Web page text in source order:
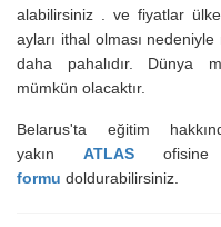
alabilirsiniz . ve fiyatlar
ayları ithal olması
daha pahalıdır. Dünya
mümkün olacaktır.
Belarus'ta eğitim hakk
yakın ATLASofisine
formu doldurabilirsiniz.